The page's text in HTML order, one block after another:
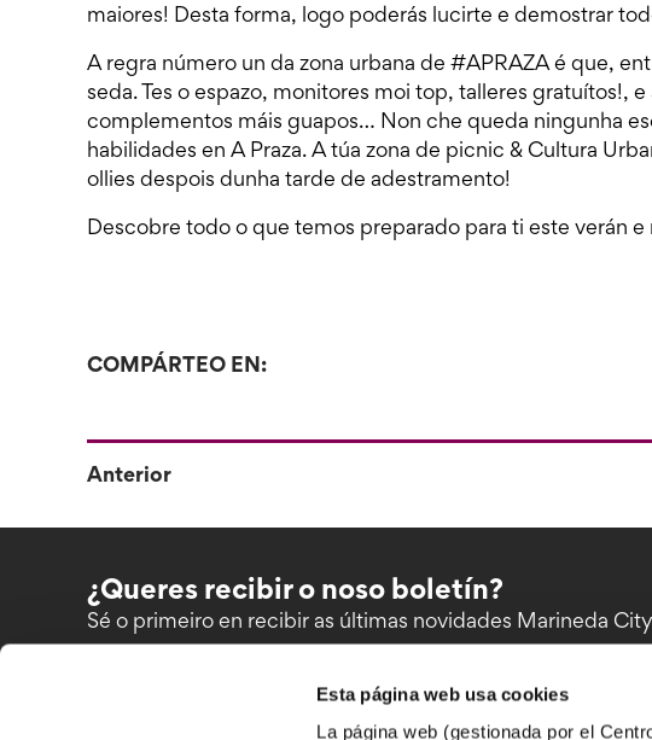
Esta página web usa cookies
La página web (gestionada por el
maiores! Desta forma, logo poderás lucirte e demostrar
A regra número un da zona urbana de #APRAZA é que,
seda. Tes o espazo, monitores moi top, talleres gratuítos!,
complementos máis guapos… Non che queda ningunha
habilidades en A Praza. A túa zona de picnic & Cultura
ollies despois dunha tarde de adestramento!
Descobre todo o que temos preparado para ti este verán
COMPÁRTEO EN:
Anterior
¿Queres recibir o noso boletín?
Sé o primeiro en recibir as últimas novidades Marineda City